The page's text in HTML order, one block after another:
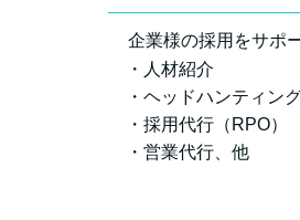
企業様の採用をサポ
・人材紹介
・ヘッドハンティン
・採用代行（RPO）
・営業代行、他